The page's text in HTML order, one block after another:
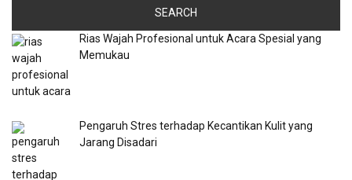
Rias Wajah Profesional untuk Acara Spesial yang
Memukau
Pengaruh Stres terhadap Kecantikan Kulit yang
Jarang Disadari